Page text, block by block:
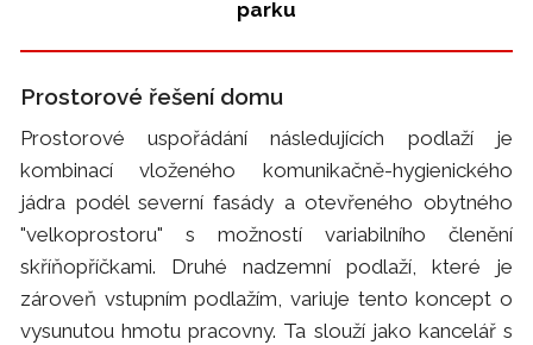
parku
Prostorové řešení domu
Prostorové uspořádání následujících podlaží je
kombinací vloženého komunikačně-hygienického
jádra podél severní fasády a otevřeného obytného
"velkoprostoru" s možností variabilního členění
skříňopříčkami. Druhé nadzemní podlaží, které je
zároveň vstupním podlažím, variuje tento koncept o
vysunutou hmotu pracovny. Ta slouží jako kancelář s